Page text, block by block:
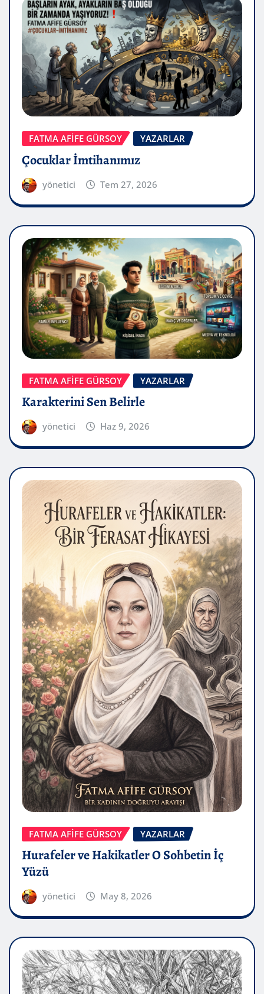
FATMA AFİFE GÜRSOY YAZARLAR
Çocuklar İmtihanımız
yönetici Tem 27, 2026
FATMA AFİFE GÜRSOY YAZARLAR
Karakterini Sen Belirle
yönetici Haz 9, 2026
FATMA AFİFE GÜRSOY YAZARLAR
Hurafeler ve Hakikatler O Sohbetin İç
Yüzü
yönetici May 8, 2026